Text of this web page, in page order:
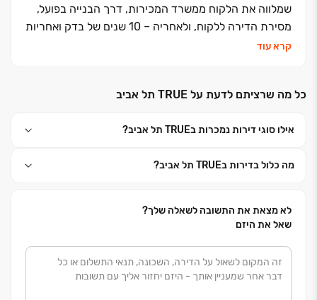
שמלווה את הלקוח ממשרד המכירות, דרך הבנייה בפועל,
מסירת הדירה ללקוח, ולאחריה – 10 שנים של בדק ואחריות
מלאה *בכפוף לתקנון באתר החברה. בכך מעניקה תדהר
מגורים, משרדים ומסחר, לוגיסטיקה, התחדשות עירונית
גם החברה הקבלנית שבונה עבורכם את הדירות בפועל
בשנים האחרונות, הקבוצה מדורגת בעשירייה הראשונה של
מפורטים בתקנון האחריות המלא באתר תדהר.
קרא עוד
כל מה שרציתם לדעת על TRUE תל אביב
אילו סוגי דירות נמכרות בTRUE תל אביב?
מה כלול בדירות בTRUE תל אביב?
לא מצאת את התשובה לשאלה שלך?
שאל את היזם